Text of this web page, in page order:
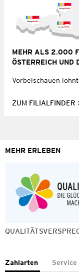
MEHR ALS 2.000
ÖSTERREICH UND
Vorbeischauen
ZUM FILIALFINDER
MEHR ERLEBEN
Zahlarten Service